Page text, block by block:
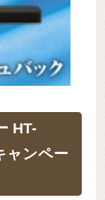
HT-
ャンペー